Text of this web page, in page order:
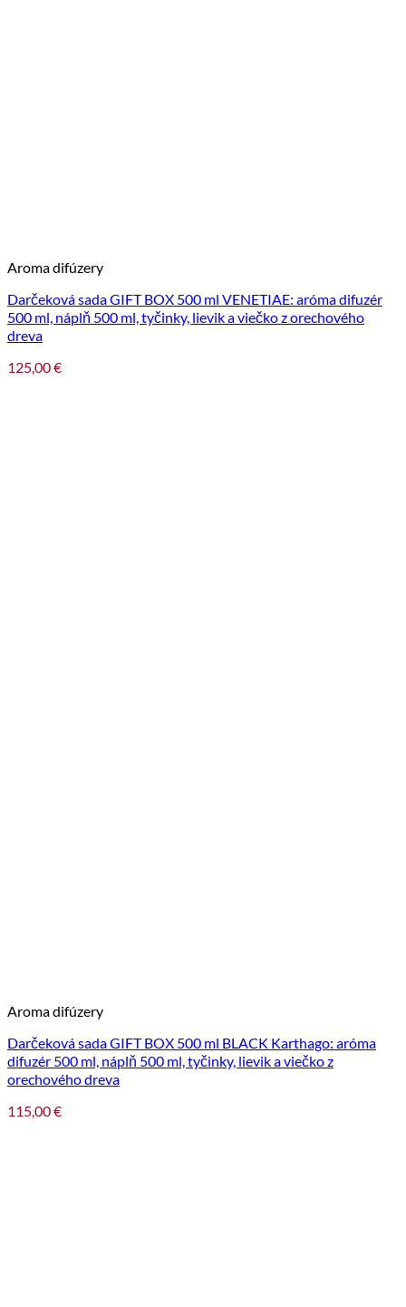
Aroma difúzery
Darčeková sada GIFT BOX 500 ml VENETIAE: aróma difuzér
500 ml, náplň 500 ml, tyčinky, lievik a viečko z orechového
dreva
125,00€
Aroma difúzery
Darčeková sada GIFT BOX 500 ml BLACK Karthago: aróma
difuzér 500 ml, náplň 500 ml, tyčinky, lievik a viečko z
orechového dreva
115,00€